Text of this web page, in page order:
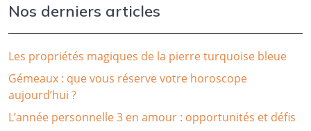
Nos derniers articles
Les propriétés magiques de la pierre turquoise bleue
Gémeaux : que vous réserve votre horoscope
aujourd’hui ?
L’année personnelle 3 en amour : opportunités et défis